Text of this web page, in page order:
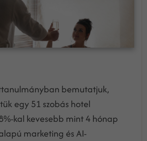
bemutatjuk,
egy 51 szobás hotel
kal kevesebb mint 4 hónap
marketing és AI-